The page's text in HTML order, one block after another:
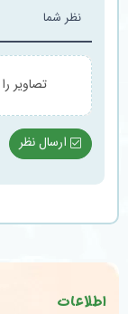
نظر شما
تصاویر
ارسال نظر
اطلاعات